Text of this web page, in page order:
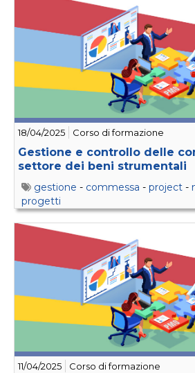
18/04/2025 Corso di formazione
Gestione e controllo delle
settore dei beni strumentali
gestione - commessa - project -
progetti
11/04/2025 Corso di formazione